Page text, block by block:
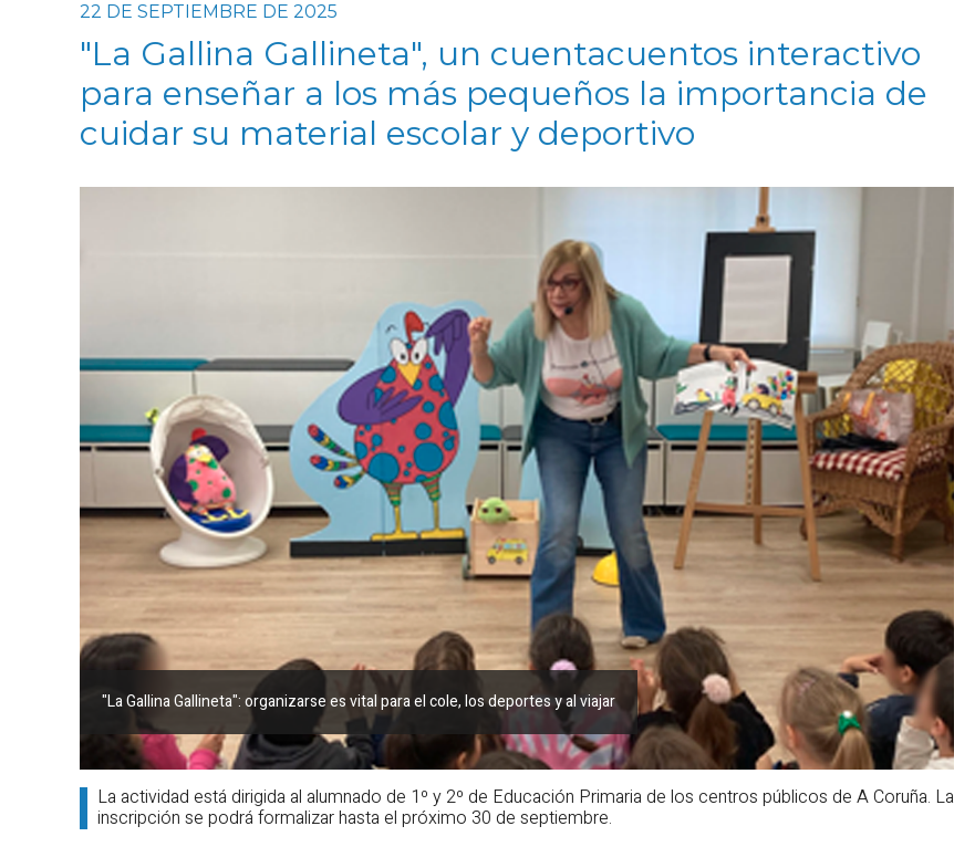
22 DE SEPTIEMBRE DE 2025
"La Gallina Gallineta", un cuentacuentos interactivo
para enseñar a los más pequeños la importancia de
cuidar su material escolar y deportivo
"La Gallina Gallineta": organizarse es vital para el cole, los deportes y al viajar
La actividad está dirigida al alumnado de 1º y 2º de Educación Primaria de los centros públicos de A Coruña. La
inscripción se podrá formalizar hasta el próximo 30 de septiembre.